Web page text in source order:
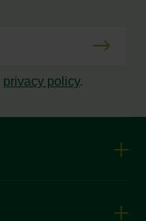
privacy policy.